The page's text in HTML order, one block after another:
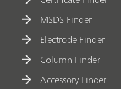
MSDS Finder
Electrode Finder
Column Finder
Accessory Finder